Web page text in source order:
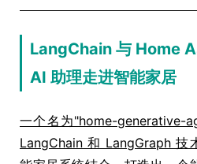
LangChain 与 Home
AI 助理走进智能家居
一个名为"home-generative-
LangChain 和 LangGraph 技